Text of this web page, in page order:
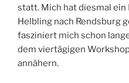
statt. Mich hat diesmal
Helbling nach Rendsburg
fasziniert mich schon
dem viertägigen
annähern.